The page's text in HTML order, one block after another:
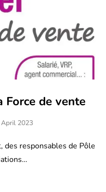
Force de vente
2023
des responsables de Pôle